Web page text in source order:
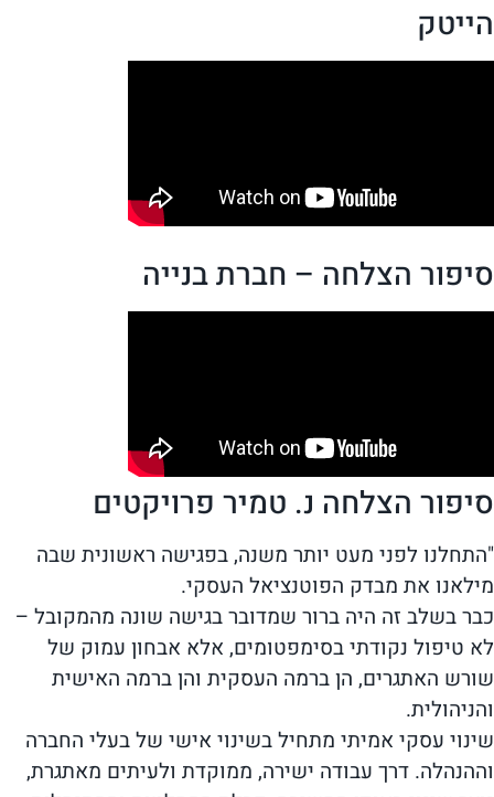
הייטק
סיפור הצלחה – חברת בנייה
סיפור הצלחה נ. טמיר פרויקטים
"התחלנו לפני מעט יותר משנה, בפגישה ראשונית שבה
מילאנו את מבדק הפוטנציאל העסקי.
כבר בשלב זה היה ברור שמדובר בגישה שונה מהמקובל –
לא טיפול נקודתי בסימפטומים, אלא אבחון עמוק של
שורש האתגרים, הן ברמה העסקית והן ברמה האישית
והניהולית.
שינוי עסקי אמיתי מתחיל בשינוי אישי של בעלי החברה
וההנהלה. דרך עבודה ישירה, ממוקדת ולעיתים מאתגרת,